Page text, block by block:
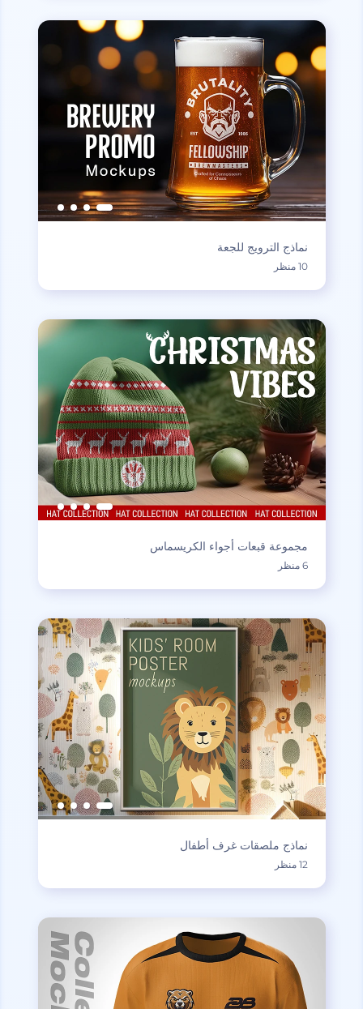
نماذج الترويج للجعة
10 منظر
مجموعة قبعات أجواء الكريسماس
6 منظر
نماذج ملصقات غرف أطفال
12 منظر